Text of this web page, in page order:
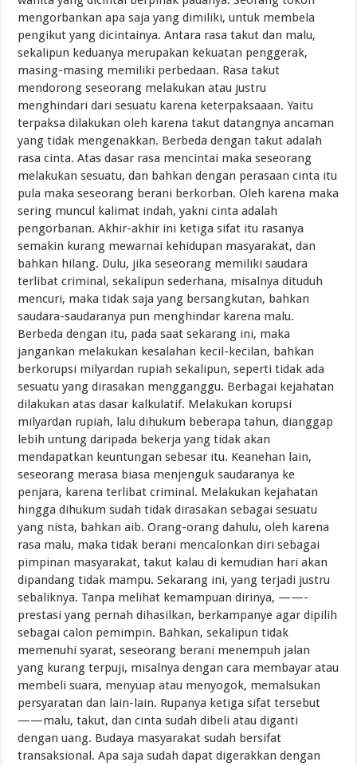
mengorbankan apa saja yang dimiliki, untuk membela
pengikut yang dicintainya. Antara rasa takut dan malu,
sekalipun keduanya merupakan kekuatan penggerak,
masing-masing memiliki perbedaan. Rasa takut
mendorong seseorang melakukan atau justru
menghindari dari sesuatu karena keterpaksaaan. Yaitu
terpaksa dilakukan oleh karena takut datangnya ancaman
yang tidak mengenakkan. Berbeda dengan takut adalah
rasa cinta. Atas dasar rasa mencintai maka seseorang
melakukan sesuatu, dan bahkan dengan perasaan cinta itu
pula maka seseorang berani berkorban. Oleh karena maka
sering muncul kalimat indah, yakni cinta adalah
pengorbanan. Akhir-akhir ini ketiga sifat itu rasanya
semakin kurang mewarnai kehidupan masyarakat, dan
bahkan hilang. Dulu, jika seseorang memiliki saudara
terlibat criminal, sekalipun sederhana, misalnya dituduh
mencuri, maka tidak saja yang bersangkutan, bahkan
saudara-saudaranya pun menghindar karena malu.
Berbeda dengan itu, pada saat sekarang ini, maka
jangankan melakukan kesalahan kecil-kecilan, bahkan
berkorupsi milyardan rupiah sekalipun, seperti tidak ada
sesuatu yang dirasakan mengganggu. Berbagai kejahatan
dilakukan atas dasar kalkulatif. Melakukan korupsi
milyardan rupiah, lalu dihukum beberapa tahun, dianggap
lebih untung daripada bekerja yang tidak akan
mendapatkan keuntungan sebesar itu. Keanehan lain,
seseorang merasa biasa menjenguk saudaranya ke
penjara, karena terlibat criminal. Melakukan kejahatan
hingga dihukum sudah tidak dirasakan sebagai sesuatu
yang nista, bahkan aib. Orang-orang dahulu, oleh karena
rasa malu, maka tidak berani mencalonkan diri sebagai
pimpinan masyarakat, takut kalau di kemudian hari akan
dipandang tidak mampu. Sekarang ini, yang terjadi justru
sebaliknya. Tanpa melihat kemampuan dirinya, ——-
prestasi yang pernah dihasilkan, berkampanye agar dipilih
sebagai calon pemimpin. Bahkan, sekalipun tidak
memenuhi syarat, seseorang berani menempuh jalan
yang kurang terpuji, misalnya dengan cara membayar atau
membeli suara, menyuap atau menyogok, memalsukan
persyaratan dan lain-lain. Rupanya ketiga sifat tersebut
——malu, takut, dan cinta sudah dibeli atau diganti
dengan uang. Budaya masyarakat sudah bersifat
transaksional. Apa saja sudah dapat digerakkan dengan